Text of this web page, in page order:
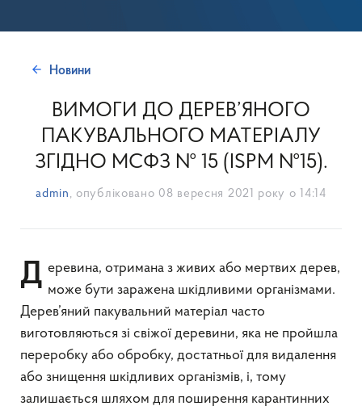
Новини
ВИМОГИ ДО ДЕРЕВ’ЯНОГО
ПАКУВАЛЬНОГО МАТЕРІАЛУ
ЗГІДНО МСФЗ № 15 (ISPM №15).
admin , опубліковано 08 вересня 2021 року о 14:14
Деревина, отримана з живих або мертвих дерев, може бути заражена шкідливими організмами.
Дерев’яний пакувальний матеріал часто
виготовляються зі свіжої деревини, яка не пройшла
переробку або обробку, достатньої для видалення
або знищення шкідливих організмів, і, тому
залишається шляхом для поширення карантинних